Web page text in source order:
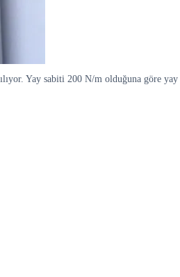
Yay sabiti 200 N/m olduğuna göre yay